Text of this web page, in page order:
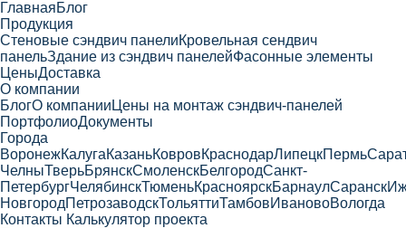
ГлавнаяБлог
Продукция
Cтеновые сэндвич панелиКровельная сендвич
панельЗдание из сэндвич панелейФасонные элементы
ЦеныДоставка
О компании
БлогО компании Цены на монтаж сэндвич-панелей
ПортфолиоДокументы
Города
ВоронежКалугаКазаньКовровКраснодарЛипецкПермь
ЧелныТверьБрянскСмоленскБелгородСанкт-
ПетербургЧелябинскТюменьКрасноярскБарнаулСаранск
НовгородПетрозаводскТольяттиТамбовИвановоВологда
Контакты Калькулятор проекта